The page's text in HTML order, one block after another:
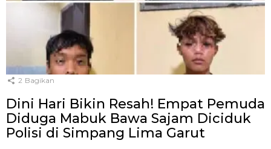
2 Bagikan
Dini Hari Bikin Resah! Empat Pemuda
Diduga Mabuk Bawa Sajam Diciduk
Polisi di Simpang Lima Garut